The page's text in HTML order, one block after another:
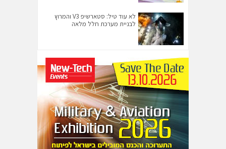
לא עוד טיל: סטארשיפ V3 והמרוץ
לבניית מערכת חלל מלאה